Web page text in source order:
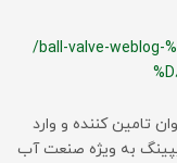
/ball-valve-weblog-
تامین کننده و وارد
به ویژه صنعت آب